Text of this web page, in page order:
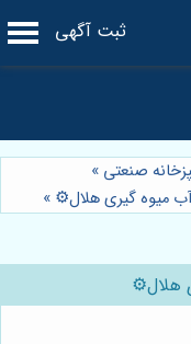
ثبت آگهی
صنعتی »
میوه گیری هلال⚙️ »
هلال⚙️